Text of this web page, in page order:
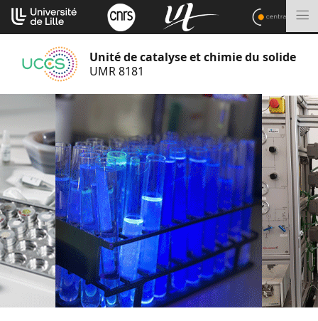
Aller
au
contenu
Unité de catalyse et chimie du solide
UMR 8181
Cookies management panel